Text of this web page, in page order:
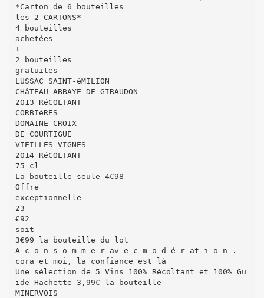
*Carton de 6 bouteilles
les 2 CARTONS*
4 bouteilles
achetées
+
2 bouteilles
gratuites
LUSSAC SAINT-éMILION
CHâTEAU ABBAYE DE GIRAUDON
2013 RéCOLTANT
CORBIèRES
DOMAINE CROIX
DE COURTIGUE
VIEILLES VIGNES
2014 RéCOLTANT
75 cl
La bouteille seule 4€98
Offre
exceptionnelle
23
€92
soit
3€99 la bouteille du lot
A c o n s o m m e r av e c m o d é r at i o n .
cora et moi, la confiance est là
Une sélection de 5 Vins 100% Récoltant et 100% Gu
ide Hachette 3,99€ la bouteille
MINERVOIS